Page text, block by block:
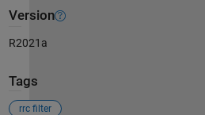
Version
R2021a
Tags
rrc filter